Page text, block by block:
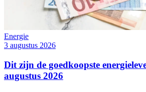
Energie
3 augustus 2026
Dit zijn de goedkoopste
augustus 2026